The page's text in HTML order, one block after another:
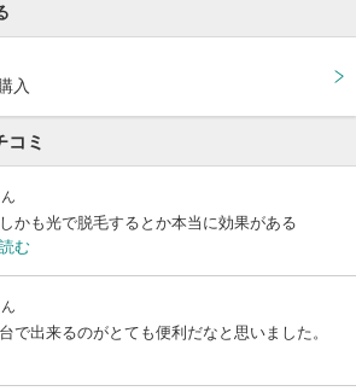
入
コミ
かも光で脱毛するとか本当に効果がある
む
で出来るのがとても便利だなと思いました。